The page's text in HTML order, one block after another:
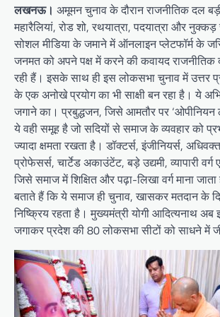
लखनऊ। अमूमन चुनाव के दौरान राजनीतिक दल
महारैलियां, रोड शो, रथयात्रा, पदयात्रा और
सोशल मीडिया के जमाने में ऑनलाइन प्लेटफॉर्म के
जनमत को अपने पक्ष में करने की कवायद
रही हैं। इसके साथ ही इस लोकसभा चुनाव में उत्तर
के एक अनोखे प्रयोग का भी साक्षी बन रहा है। ये
जगाने का। प्रबुद्धजन, जिसे आमतौर पर ‘ओपीनियन
ये वही समूह है जो सदियों से समाज के व्यवहार को
ज्यादा क्षमता रखता है। डॉक्टर्स, इंजीनियर्स,
प्रोफेसर्स, चार्टेड अकाउंटेंट, बड़े उद्यमी, व्यापारी
जिसे समाज में शिक्षित और पढ़ा-लिखा वर्ग माना
बताते हैं कि ये समाज ही चुनाव, खासकर मतदान के
निष्क्रिय रहता है। मुख्यमंत्री योगी आदित्यनाथ अब
जगाकर प्रदेश की 80 लोकसभा सीटों को साधने में